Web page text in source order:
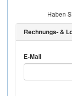
Haben
Rechnungs- &
E-Mail